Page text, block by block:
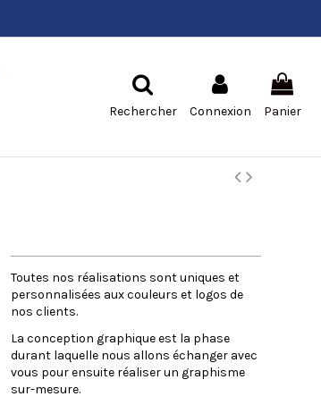
Rechercher Connexion Panier
Toutes nos réalisations sont uniques et
personnalisées aux couleurs et logos de
nos clients.
La conception graphique est la phase
durant laquelle nous allons échanger avec
vous pour ensuite réaliser un graphisme
sur-mesure.